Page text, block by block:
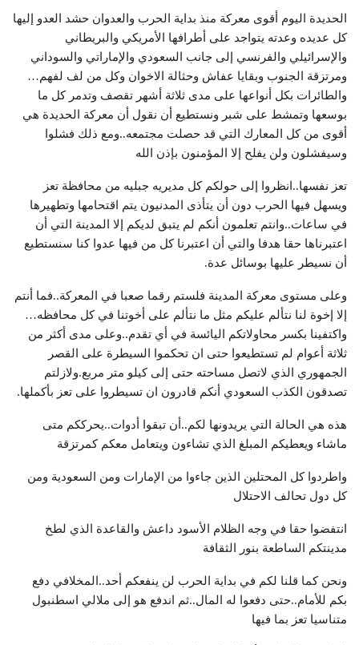
الحديدة اليوم أقوى معركة منذ بداية الحرب والعدوان حشد العدو إليها
كل عديده وعدته يتواجد على أطرافها الأمريكي والبريطاني
والإسرائيلي والفرنسي إلى جانب السعودي والإماراتي والسوداني
ومرتزقة الجنوب وبقايا عفاش وحثالة الاخوان وكل من لف لفهم…
والطائرات بكل أنواعها على مدى ثلاثة أشهر تقصف وتدمر كل ما
بوسعها وتمشط على شبر ونستطيع أن نقول أن معركة الحديدة هي
أقوى من كل المعارك التي قد حصلت مجتمعه..ومع ذلك فشلوا
وسيفشلون ولن يفلح إلا المؤمنون بإذن الله
تعز نفسها..انظروا إلى حولكم كل مديريه جبليه من محافظة تعز
ويسهل فيها الحرب دون أن يتأذى المدنيون يتم اقتحامها وتطهيرها
في ساعات..وانتم تعلمون أنكم لم يتبق لديكم إلا المدينة التي أن
اعتبرناها حقا هدفا والتي أن اعتبرنا كل من فيها عدوا كنا سنستطيع
أن نسيطر عليها بوسائل عدة.
وعلى مستوى معركة المدينة فلستم رقما صعبا في المعركة..فما أنتم
إلا إخوة لنا نتألم عليكم مثل ما نتألم على أخوتنا في كل محافظه…
واكتفينا بكسر محاولاتكم اليائسة في أي تقدم..وعلى مدى أكثر من
ثلاثة أعوام لم تستطيعوا حتى ان تحكموا السيطرة على القصر
الجمهوري الذي لاتصل مساحته حتى إلى كيلو متر مربع.ولازلتم
تصدقون الكذب السعودي أنكم قادرون ان تسيطروا على تعز بأكملها.
هذه هي الحالة التي يريدونها لكم..أن تبقوا أدوات..يحرككم متى
ماشاء ويعطيكم المبلغ الذي تشاءون ويتعامل معكم كمرتزقة
واطردوا كل المحتلين الذين جاءوا من الإمارات ومن السعودية ومن
كل دول تحالف الاحتلال
انتفضوا حقا في وجه الظلام الأسود داعش والقاعدة الذي لطخ
مدينتكم الساطعة بنور الثقافة
ونحن كما قلنا لكم في بداية الحرب لن ينفعكم أحد..المخلافي دفع
بكم للأمام..حتى دفعوا له المال..ثم اندفع هو إلى ملالي اسطنبول
متناسيا تعز بما فيها